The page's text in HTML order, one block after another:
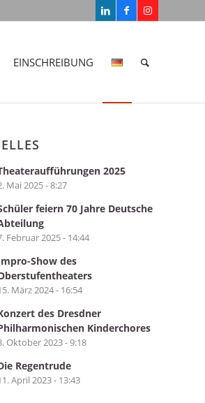
EINSCHREIBUNG
2025
Mai 2025 - 8:27
feiern 70 Jahre Deutsche
Februar 2025 - 14:44
Show des
März 2024 - 16:54
des Dresdner
Kinderchores
Oktober 2023 - 9:18
Regentrude
April 2023 - 13:43